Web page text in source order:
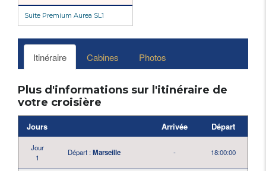
Suite Premium Aurea SL1
Itinéraire Cabines Photos
Plus d'informations sur l'itinéraire de
votre croisière
Jours Arrivée Départ
Jour
1
Départ :Marseille - 18:00:00